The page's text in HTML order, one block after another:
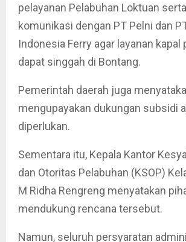
pelayanan Pelabuhan Loktuan
komunikasi dengan PT Pelni dan
Indonesia Ferry agar layanan kapal
dapat singgah di Bontang.
Pemerintah daerah juga
mengupayakan dukungan subsidi
diperlukan.
Sementara itu, Kepala Kantor
dan Otoritas Pelabuhan (KSOP)
M Ridha Rengreng menyatakan
mendukung rencana tersebut.
Namun, seluruh persyaratan